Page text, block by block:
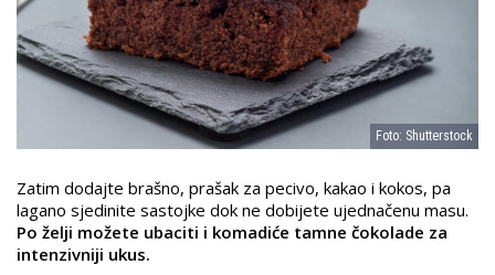
Foto: Shutterstock
Zatim dodajte brašno, prašak za pecivo, kakao i kokos, pa
lagano sjedinite sastojke dok ne dobijete ujednačenu masu.
Po želji možete ubaciti i komadiće tamne čokolade za
intenzivniji ukus.